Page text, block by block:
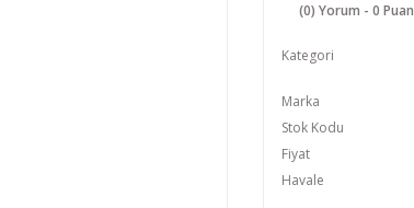
(0) Yorum - 0 Puan
Kategori
Marka
Stok Kodu
Fiyat
Havale